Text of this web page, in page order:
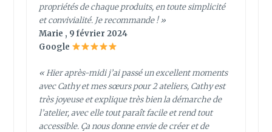
propriétés de chaque produits, en toute simplicité
et convivialité. Je recommande ! »
Marie , 9 février 2024
Google
« Hier après-midi j’ai passé un excellent moments
avec Cathy et mes sœurs pour 2 ateliers, Cathy est
très joyeuse et explique très bien la démarche de
l’atelier, avec elle tout paraît facile et rend tout
accessible. Ça nous donne envie de créer et de